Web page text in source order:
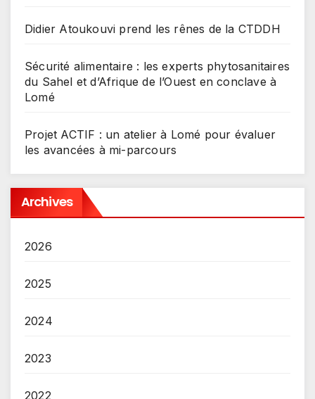
Didier Atoukouvi prend les rênes de la CTDDH
Sécurité alimentaire : les experts phytosanitaires
du Sahel et d’Afrique de l’Ouest en conclave à
Lomé
Projet ACTIF : un atelier à Lomé pour évaluer
les avancées à mi-parcours
Archives
2026
2025
2024
2023
2022